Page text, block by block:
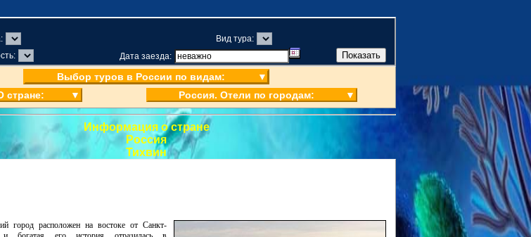
Вид тура:
Дата заезда:
Выбор туров в России по видам:
▼
стране:
▼ Россия. Отели по городам: ▼
Информация о стране
Россия
Тихвин
город расположен на востоке от Санкт-